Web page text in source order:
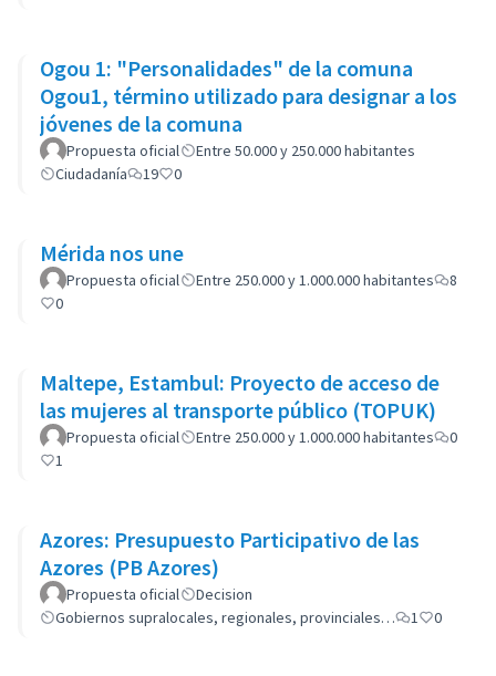
Ogou 1: "Personalidades" de la comuna
Ogou1, término utilizado para designar a los
jóvenes de la comuna
Propuesta oficial
Entre 50.000 y 250.000 habitantes
Ciudadanía
19 0
Mérida nos une
Propuesta oficial Entre 250.000 y 1.000.000 habitantes
8
0
Maltepe, Estambul: Proyecto de acceso de
las mujeres al transporte público (TOPUK)
Propuesta oficial Entre 250.000 y 1.000.000 habitantes
0
1
Azores: Presupuesto Participativo de las
Azores (PB Azores)
Propuesta oficial
Decision
Gobiernos supralocales, regionales, provinciales…
1 0